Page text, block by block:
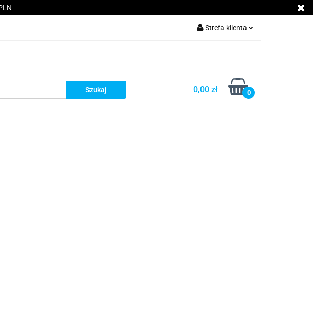
Strefa klienta
Dodaj zgłoszenie
Zgody cookies
0,00 zł 0
Serwis Akcesoria GSM